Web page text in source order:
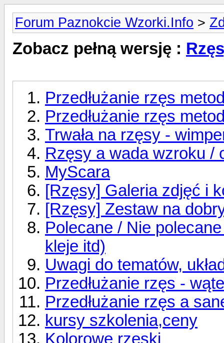
Forum Paznokcie Wzorki.Info >
Zobacz pełną wersję :
Przedłużanie rzęs
Przedłużanie rzęs
Trwała na rzęsy -
Rzęsy a wada wzroku /
MyScara
[Rzęsy] Galeria zdjęć i
[Rzęsy] Zestaw na
Polecane / Nie
kleje itd)
Uwagi do tematów,
Przedłużanie rzęs -
Przedłużanie rzęs a
kursy szkolenia,ceny
Kolorowe rzęski